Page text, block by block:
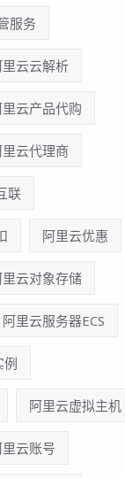
服务
里云云解析
里云产品代购
里云代理商
联
阿里云优惠
里云对象存储
阿里云服务器ECS
例
阿里云虚拟主机
里云账号